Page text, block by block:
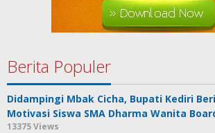
Berita Populer
Didampingi Mbak Cicha, Bupati Kediri Beri
Motivasi Siswa SMA Dharma Wanita
13375 Views